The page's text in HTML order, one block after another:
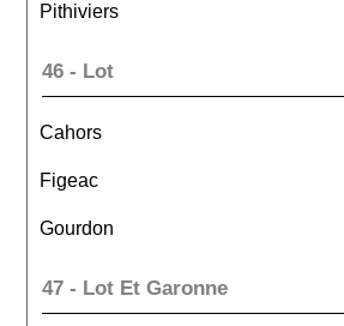
Pithiviers
46 - Lot
Cahors
Figeac
Gourdon
47 - Lot Et Garonne